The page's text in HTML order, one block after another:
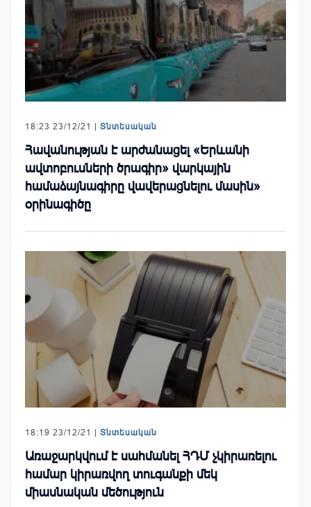
18:23 23/12/21 | Տնտեսական
Հավանության է արժանացել «Երևանի
ավտոբուսների ծրագիր» վարկային
համաձայնագիրը վավերացնելու մասին»
օրինագիծը
18:19 23/12/21 | Տնտեսական
Առաջարկվում է սահմանել ՀԴՄ չկիրառելու
համար կիրառվող տուգանքի մեկ
միասնական մեծություն